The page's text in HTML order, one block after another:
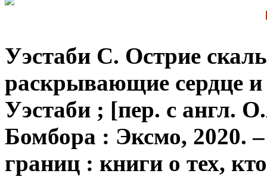
Уэстаби С. Острие
раскрывающие сердце
Уэстаби ; [пер. с англ.
Бомбора : Эксмо, 2020.
границ : книги о тех,